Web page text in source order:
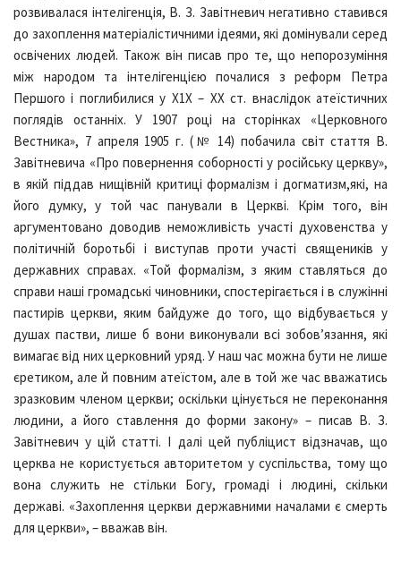
розвивалася інтелігенція, В. З. Завітневич негативно ставився
до захоплення матеріалістичними ідеями, які домінували серед
освічених людей. Також він писав про те, що непорозуміння
між народом та інтелігенцією почалися з реформ Петра
Першого і поглибилися у Х1Х – ХХ ст. внаслідок атеїстичних
поглядів останніх. У 1907 році на сторінках «Церковного
Вестника», 7 апреля 1905 г. (№ 14) побачила світ стаття В.
Завітневича «Про повернення соборності у російську церкву»,
в якій піддав нищівній критиці формалізм і догматизм,які, на
його думку, у той час панували в Церкві. Крім того, він
аргументовано доводив неможливість участі духовенства у
політичній боротьбі і виступав проти участі священиків у
державних справах. «Той формалізм, з яким ставляться до
справи наші громадські чиновники, спостерігається і в служінні
пастирів церкви, яким байдуже до того, що відбувається у
душах пастви, лише б вони виконували всі зобов’язання, які
вимагає від них церковний уряд. У наш час можна бути не лише
єретиком, але й повним атеїстом, але в той же час вважатись
зразковим членом церкви; оскільки цінується не переконання
людини, а його ставлення до форми закону» – писав В. З.
Завітневич у цій статті. І далі цей публіцист відзначав, що
церква не користується авторитетом у суспільства, тому що
вона служить не стільки Богу, громаді і людині, скільки
державі. «Захоплення церкви державними началами є смерть
для церкви», – вважав він.